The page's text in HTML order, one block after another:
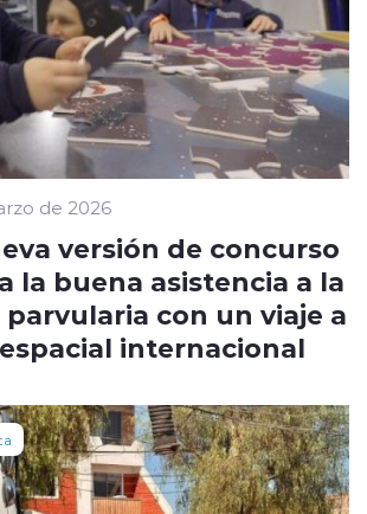
de 2026
versión de concurso
la buena asistencia a la
con un viaje a
internacional